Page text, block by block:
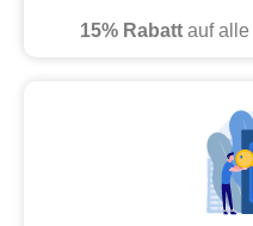
15% Rabattauf alle